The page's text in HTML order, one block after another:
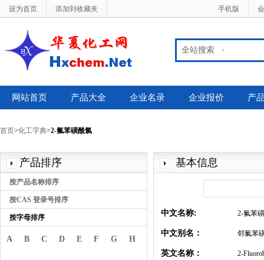
设为首页 添加到收藏夹 手机版
全站搜索
网站首页 产品大全 企业名录 企业报价 产
首页>化工字典>2-氟苯磺酰氯
产品排序
按产品名称排序
按CAS 登录号排序
按字母排序
A B C D E F G H
基本信息
中文名称: 2-氟苯
中文别名： 邻氟苯
英文名称： 2-